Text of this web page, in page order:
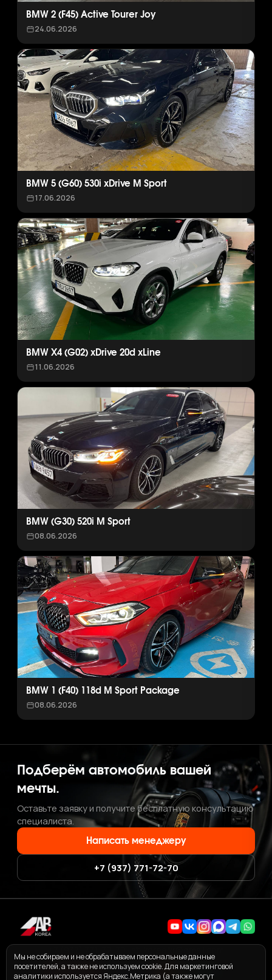
BMW 2 (F45) Active Tourer Joy
24.06.2026
BMW 5 (G60) 530i xDrive M Sport
17.06.2026
BMW X4 (G02) xDrive 20d xLine
11.06.2026
BMW (G30) 520i M Sport
08.06.2026
BMW 1 (F40) 118d M Sport Package
08.06.2026
Подберём автомобиль вашей
мечты.
Оставьте заявку и получите бесплатную консультацию
специалиста.
Написать менеджеру
+7 (937) 771-72-70
Мы не собираем и не обрабатываем персональные данные
посетителей, а также не используем cookie. Для маркетинговой
аналитики используется Яндекс.Метрика (а также могут